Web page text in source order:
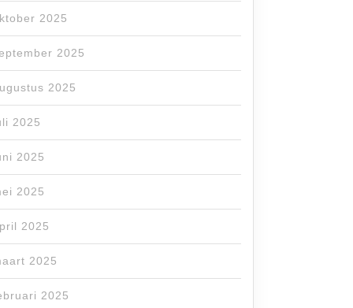
2025
2025
2025
2025
2025
2025
2025
2025
2025